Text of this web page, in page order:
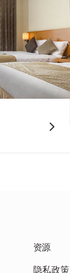
资源
隐私政策